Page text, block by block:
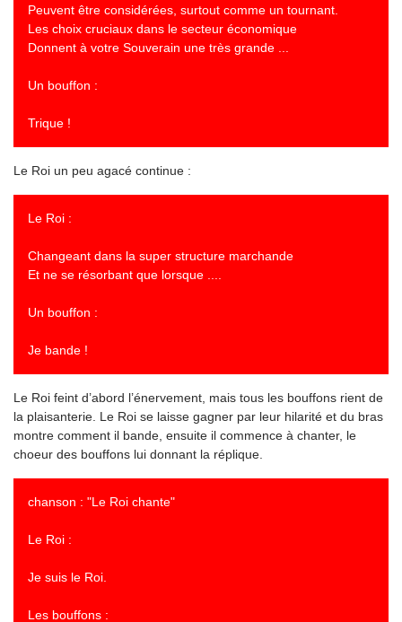
Peuvent être considérées, surtout comme un tournant.
Les choix cruciaux dans le secteur économique
Donnent à votre Souverain une très grande ...
Un bouffon :
Trique !
Le Roi un peu agacé continue :
Le Roi :
Changeant dans la super structure marchande
Et ne se résorbant que lorsque ....
Un bouffon :
Je bande !
Le Roi feint d’abord l’énervement, mais tous les bouffons rient de
la plaisanterie. Le Roi se laisse gagner par leur hilarité et du bras
montre comment il bande, ensuite il commence à chanter, le
choeur des bouffons lui donnant la réplique.
chanson : "Le Roi chante"
Le Roi :
Je suis le Roi.
Les bouffons :